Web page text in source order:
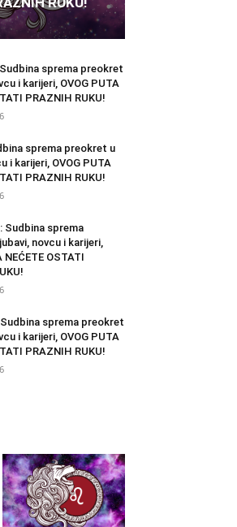
sprema preokret
i karijeri, OVOG PUTA
PRAZNIH RUKU!
sprema preokret u
i karijeri, OVOG PUTA
PRAZNIH RUKU!
Sudbina sprema
novcu i karijeri,
NEĆETE OSTATI
sprema preokret
i karijeri, OVOG PUTA
PRAZNIH RUKU!